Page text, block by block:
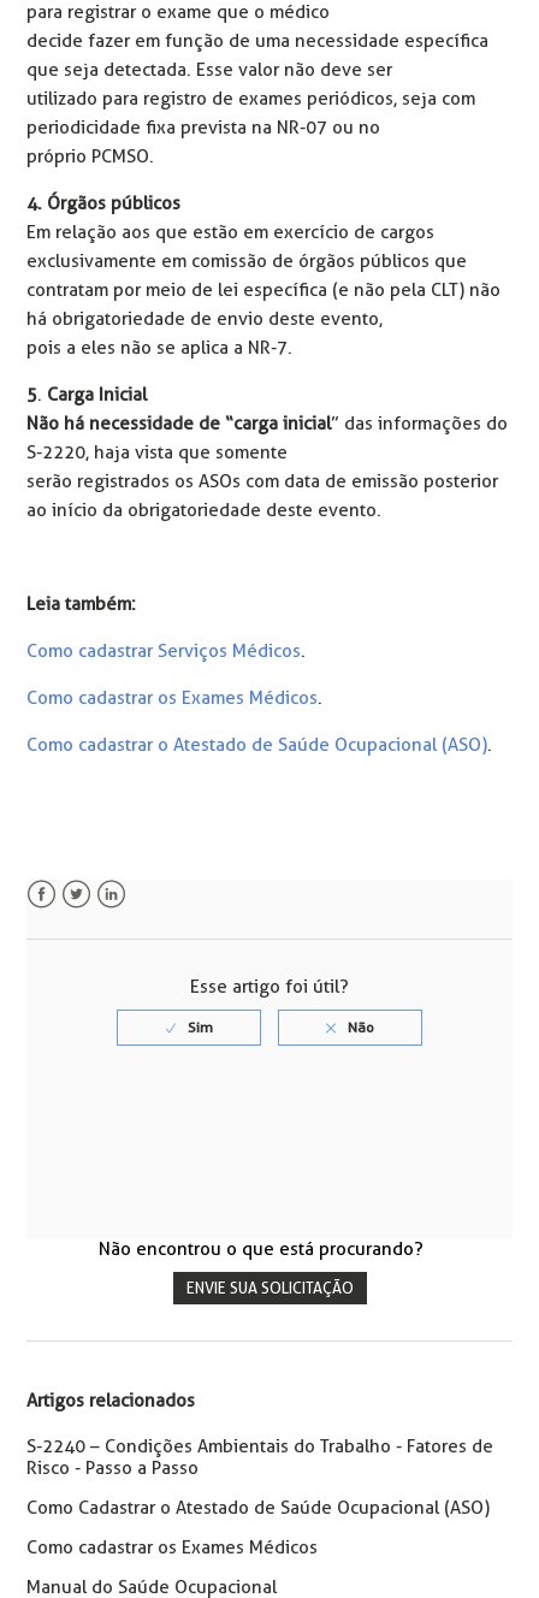
para registrar o exame que o médico
decide fazer em função de uma necessidade específica
que seja detectada. Esse valor não deve ser
utilizado para registro de exames periódicos, seja com
periodicidade fixa prevista na NR-07 ou no
próprio PCMSO.
4. Órgãos públicos
Em relação aos que estão em exercício de cargos
exclusivamente em comissão de órgãos públicos que
contratam por meio de lei específica (e não pela CLT) não
há obrigatoriedade de envio deste evento,
pois a eles não se aplica a NR-7.
5. Carga Inicial
Não há necessidade de “carga inicial” das informações do
S-2220, haja vista que somente
serão registrados os ASOs com data de emissão posterior
ao início da obrigatoriedade deste evento.
Leia também:
Como cadastrar Serviços Médicos.
Como cadastrar os Exames Médicos.
Como cadastrar o Atestado de Saúde Ocupacional (ASO).
Esse artigo foi útil?
Não encontrou o que está procurando?
ENVIE SUA SOLICITAÇÃO
Artigos relacionados
S-2240 – Condições Ambientais do Trabalho - Fatores de
Risco - Passo a Passo
Como Cadastrar o Atestado de Saúde Ocupacional (ASO)
Como cadastrar os Exames Médicos
Manual do Saúde Ocupacional